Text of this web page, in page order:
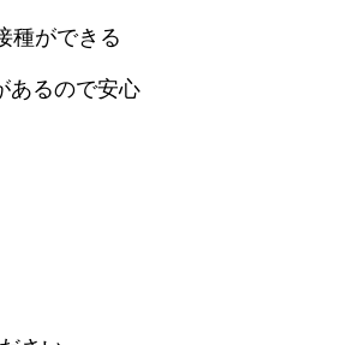
種ができる
あるので安心